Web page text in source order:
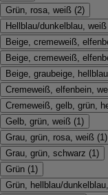
Grün, rosa, weiß (2)
Hellblau/dunkelblau, weiß
Beige, cremeweiß,
Beige, cremeweiß,
Beige, graubeige,
Cremeweiß, elfenbein,
Cremeweiß, gelb, grün,
Gelb, grün, weiß (1)
Grau, grün, rosa, weiß (1)
Grau, grün, schwarz (1)
Grün (1)
Grün, hellblau/